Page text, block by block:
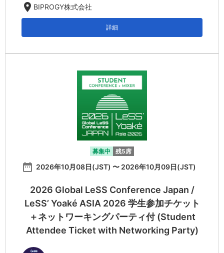
location_on BIPROGY株式会社
詳細
募集中 残5席
date_range 2026年10月08日(JST) 〜 2026年10月09日(JST)
2026 Global LeSS Conference Japan /
LeSS’ Yoaké ASIA 2026 学生参加チケット
＋ネットワーキングパーティ付 (Student
Attendee Ticket with Networking Party)